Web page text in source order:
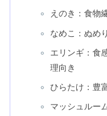
えのき：食物
なめこ：ぬめ
エリンギ：食
理向き
ひらたけ：豊
マッシュルー